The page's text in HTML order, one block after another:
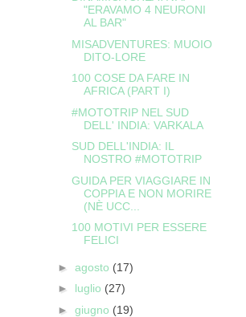
"ERAVAMO 4 NEURONI
AL BAR"
MISADVENTURES: MUOIO
DITO-LORE
100 COSE DA FARE IN
AFRICA (PART I)
#MOTOTRIP NEL SUD
DELL' INDIA: VARKALA
SUD DELL'INDIA: IL
NOSTRO #MOTOTRIP
GUIDA PER VIAGGIARE IN
COPPIA E NON MORIRE
(NÈ UCC...
100 MOTIVI PER ESSERE
FELICI
► agosto (17)
► luglio (27)
► giugno (19)